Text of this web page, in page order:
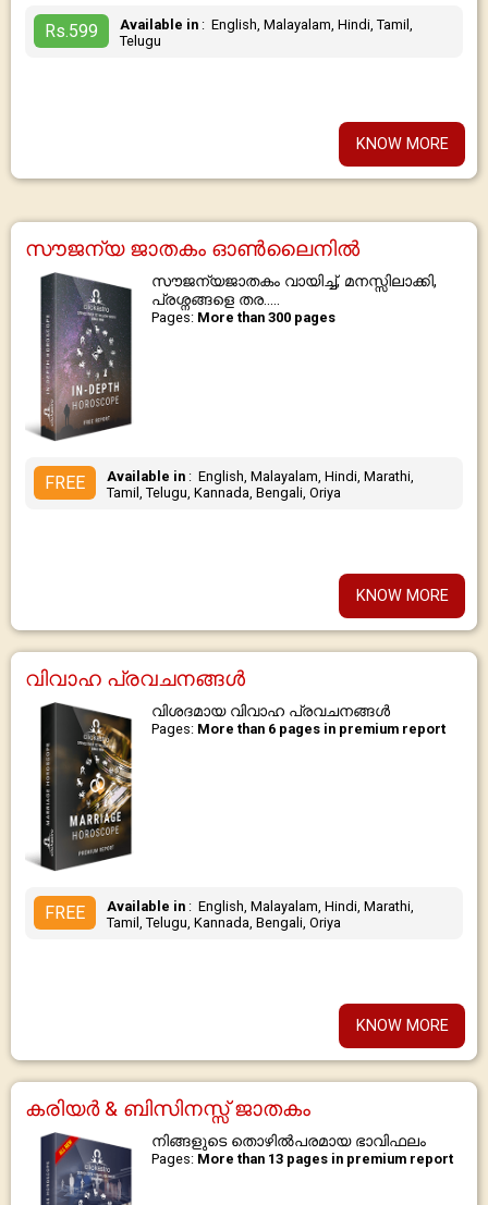
Rs.599 Available in : English, Malayalam, Hindi, Tamil,
Telugu
KNOW MORE
സൗജന്യ ജാതകം ഓൺലൈനിൽ
സൗജന്യജാതകം വായിച്ച്, മനസ്സിലാക്കി,
പ്രശ്നങ്ങളെ തര.....
Pages: More than 300 pages
FREE Available in : English, Malayalam, Hindi, Marathi,
Tamil, Telugu, Kannada, Bengali, Oriya
KNOW MORE
വിവാഹ പ്രവചനങ്ങൾ
വിശദമായ വിവാഹ പ്രവചനങ്ങൾ
Pages: More than 6 pages in premium report
FREE Available in : English, Malayalam, Hindi, Marathi,
Tamil, Telugu, Kannada, Bengali, Oriya
KNOW MORE
കരിയർ & ബിസിനസ്സ് ജാതകം
നിങ്ങളുടെ തൊഴില്‍പരമായ ഭാവിഫലം
Pages: More than 13 pages in premium report